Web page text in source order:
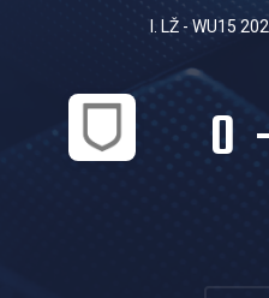
I. LŽ - WU15
0